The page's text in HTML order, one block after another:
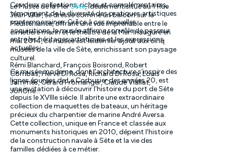
Ces deux collections, riches et complémentaires,
témoignent de la diversité des pratiques artistiques
contemporaines. Grâce à ces nouvelles
acquisitions, le musée affirme son rôle de passeur
entre les héritages artistiques et les expressions
actuelles.
Rémi Blanchard, François Boisrond, Robert
Combas, Hervé Di Rosa, Richard Di Rosa, Louis
Jammes, Gérard Fromanger, Claude Viallat,
JonOne…
Le Musée de la MerSète, idéalement situé au 1 Rue
Jean Vilar, se dresse comme un balcon sur la
Méditerranée, offrant une vue imprenable entre le
cimetière marin et le théâtre de la Mer. Inauguré en
mai 2014, ce musée est le dernier ajout aux cinq
musées de la ville de Sète, enrichissant son paysage
culturel.
Ce musée moderne, dont l'architecture s'inspire des
lignes épurées de Le Corbusier des années 20, est
une invitation à découvrir l'histoire du port de Sète
depuis le XVIIIe siècle. Il abrite une extraordinaire
collection de maquettes de bateaux, un héritage
précieux du charpentier de marine André Aversa.
Cette collection, unique en France et classée aux
monuments historiques en 2010, dépeint l'histoire
de la construction navale à Sète et la vie des
familles dédiées à ce métier.